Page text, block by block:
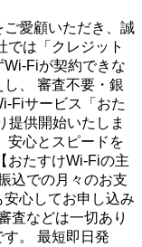
愛顧いただき、誠
では「クレジット
Fiが契約できな
、 審査不要・銀
Fiサービス「おた
提供開始いたしま
安心とスピードを
おたすけWi-Fiの主
込での月々のお支
心してお申し込み
査などは一切あり
。 最短即日発